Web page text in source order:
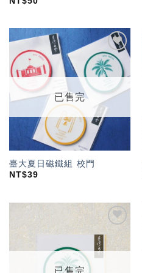
加入
「願
望輕
單」
已售完
臺大夏日磁鐵組 校門
NT$39
望輕